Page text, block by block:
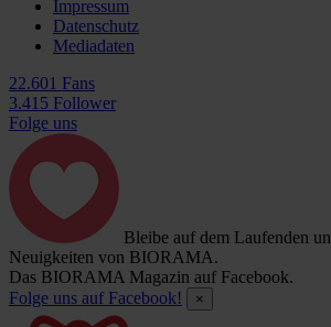
Impressum
Datenschutz
Mediadaten
22.601 Fans
3.415 Follower
Folge uns
Bleibe auf dem Laufenden
Neuigkeiten von BIORAMA.
Das BIORAMA Magazin auf Facebook.
Folge uns auf Facebook!
×